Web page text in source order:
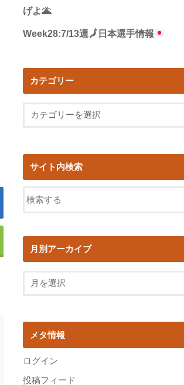
げよ🌋
Week28:7/13週 🗾 日本選手情報
カテゴリー
サイト内検索
月別アーカイブ
メタ情報
ログイン
投稿フィード